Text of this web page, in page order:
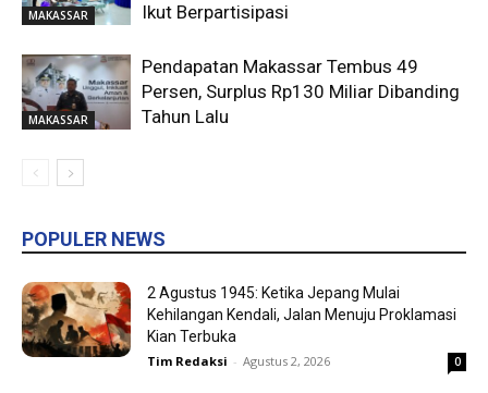
MAKASSAR
Ikut Berpartisipasi
MAKASSAR
Pendapatan Makassar Tembus 49
Persen, Surplus Rp130 Miliar Dibanding
Tahun Lalu
POPULER NEWS
2 Agustus 1945: Ketika Jepang Mulai
Kehilangan Kendali, Jalan Menuju Proklamasi
Kian Terbuka
Tim Redaksi - Agustus 2, 2026 0